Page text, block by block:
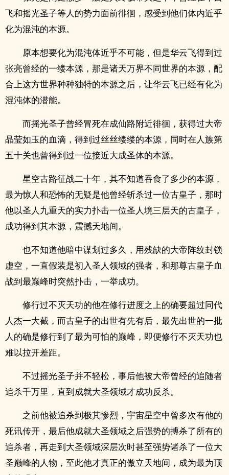
飞和摇光圣子等人的势力面前徘徊，感受到他们体内近乎
化为混沌的本源。
原本想要化为混沌体近乎不可能，但是华云飞得到过
张亮曾经的一缕本源，那是诸天万界不同世界的本源，配
合上这方世界种种独特的本源之后，让华云飞已经有化为
混沌体的潜能。
而摇光圣子曾经冒死在成仙路附近徘徊，获得过大帝
晶莹如玉的血滴，得到过丝丝缕缕的本源，同时在人族第
五十关也曾得到过一位接近大成圣体的本源。
星空古路征战二十年，其不知道吞食了多少的本源，
最为惊人和恐怖的无疑是他曾经斩杀过一位古皇子，那时
他以圣人九重天的实力扑击一位圣人境三层天的古皇子，
成功得到其本源，震撼天地间。
也不知道他暗中谋划过多久，用残缺的大帝阵纹封锁
虚空，一直假装是初入圣人领域的强者，和那尊古皇子血
战到最巅峰时突然扑击，一举成功。
修行过不灭天功的他在修行进度之上的确要超过同代
人杰一大截，而古皇子的出世有先有后，最先出世的一批
人的确是修行到了最为可怕的巅峰，即便修行不灭天功也
难以拉开差距。
不过摇光圣子并不轻松，事后他被大帝曾经的追随者
追杀千万里，直到成就大圣领域才成功反杀。
之前他被追杀到极其惨烈，宇宙星空中曾多次有他的
死讯传开，最后他成就大圣领域之后强势的搏杀了所有的
追杀者，再走到大圣领域深层次时甚至强势诸杀了一位大
圣巅峰的人物，至此他才真正的傲立天地间，成为最为顶